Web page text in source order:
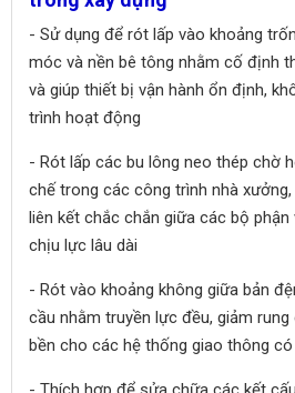
- Sử dụng để rót lấp vào khoảng
móc và nền bê tông nhằm cố định
và giúp thiết bị vận hành ổn định,
trình hoạt động
- Rót lấp các bu lông neo thép chờ
chế trong các công trình nhà xưởng,
liên kết chắc chắn giữa các bộ phận
chịu lực lâu dài
- Rót vào khoảng không giữa bản
cầu nhằm truyền lực đều, giảm
bền cho các hệ thống giao thông